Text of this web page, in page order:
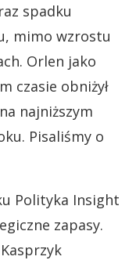
spadku
mimo wzrostu
Orlen jako
czasie obniżył
najniższym
Pisaliśmy o
Polityka Insight
zapasy.